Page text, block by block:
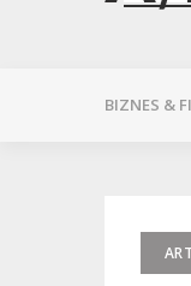
BIZNES &